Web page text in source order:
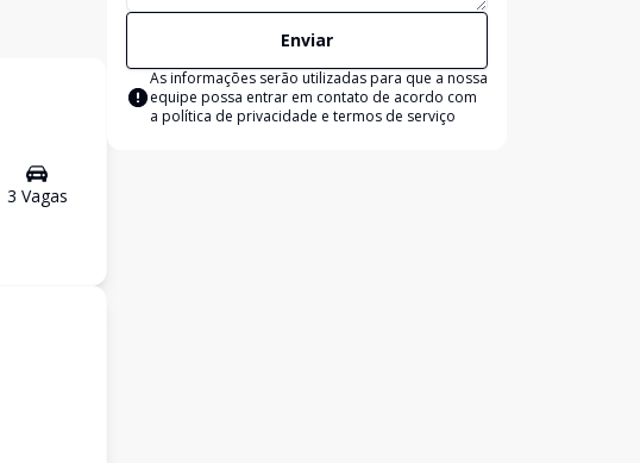
3 Vagas
Enviar
As informações serão utilizadas para que a nossa
equipe possa entrar em contato de acordo com
a política de privacidade e termos de serviço